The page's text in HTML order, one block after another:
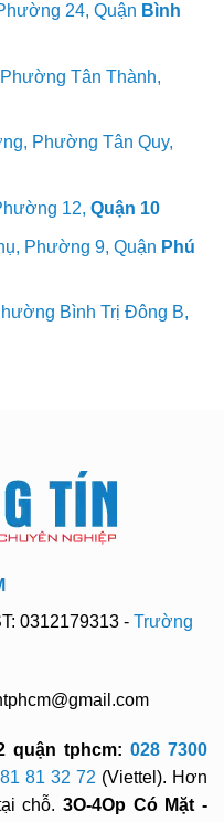
24, Quận Bình
Tân Thành,
Phường Tân Quy,
12, Quận 10
Phường 9, Quận Phú
Bình Trị Đông B,
0312179313 - Trường
quận tphcm: 028 7300
81 32 72 (Viettel). Hơn
chỗ. 3O-4Op Có Mặt -